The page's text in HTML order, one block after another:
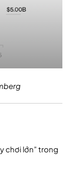
chơi lớn” trong